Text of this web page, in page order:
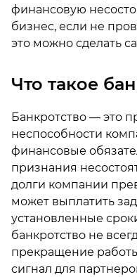
финансовую
бизнес, если не
это можно сделать
Что такое
Банкротство — это
неспособности
финансовые
признания
долги компании
может выплатить
установленные
банкротство не
прекращение
сигнал для